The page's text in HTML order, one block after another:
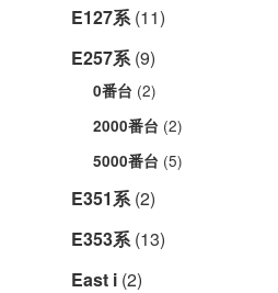
E127系(11)
E257系(9)
0番台 (2)
2000番台 (2)
5000番台 (5)
E351系(2)
E353系(13)
East i (2)